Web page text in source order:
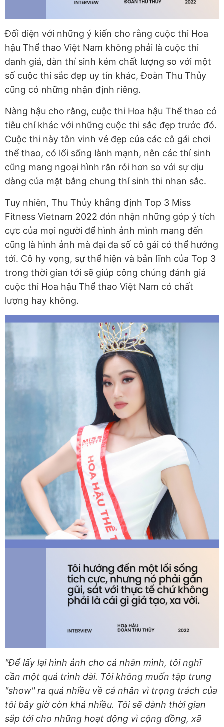
Đối diện với những ý kiến cho rằng cuộc thi Hoa
hậu Thể thao Việt Nam không phải là cuộc thi
danh giá, dàn thí sinh kém chất lượng so với một
số cuộc thi sắc đẹp uy tín khác, Đoàn Thu Thủy
cũng có những nhận định riêng.
Nàng hậu cho rằng, cuộc thi Hoa hậu Thể thao có
tiêu chí khác với những cuộc thi sắc đẹp trước đó.
Cuộc thi này tôn vinh vẻ đẹp của các cô gái chơi
thể thao, có lối sống lành mạnh, nên các thí sinh
cũng mang ngoại hình rắn rỏi hơn so với sự dịu
dàng của mặt bằng chung thí sinh thi nhan sắc.
Tuy nhiên, Thu Thủy khẳng định Top 3 Miss
Fitness Vietnam 2022 đón nhận những góp ý tích
cực của mọi người để hình ảnh mình mang đến
cũng là hình ảnh mà đại đa số cô gái có thể hướng
tới. Cô hy vọng, sự thể hiện và bản lĩnh của Top 3
trong thời gian tới sẽ giúp công chúng đánh giá
cuộc thi Hoa hậu Thể thao Việt Nam có chất
lượng hay không.
"Để lấy lại hình ảnh cho cá nhân mình, tôi nghĩ
cần một quá trình dài. Tôi không muốn tập trung
"show" ra quá nhiều về cá nhân vì trọng trách của
tôi bây giờ còn khá nhiều. Tôi sẽ dành thời gian
sắp tới cho những hoạt động vì cộng đồng, xã